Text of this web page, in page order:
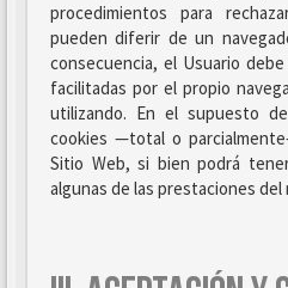
procedimientos para
pueden diferir de un
consecuencia, el Usuario
facilitadas por el propio
utilizando. En el supuesto
cookies —total o
Sitio Web, si bien podrá
algunas de las prestaciones del